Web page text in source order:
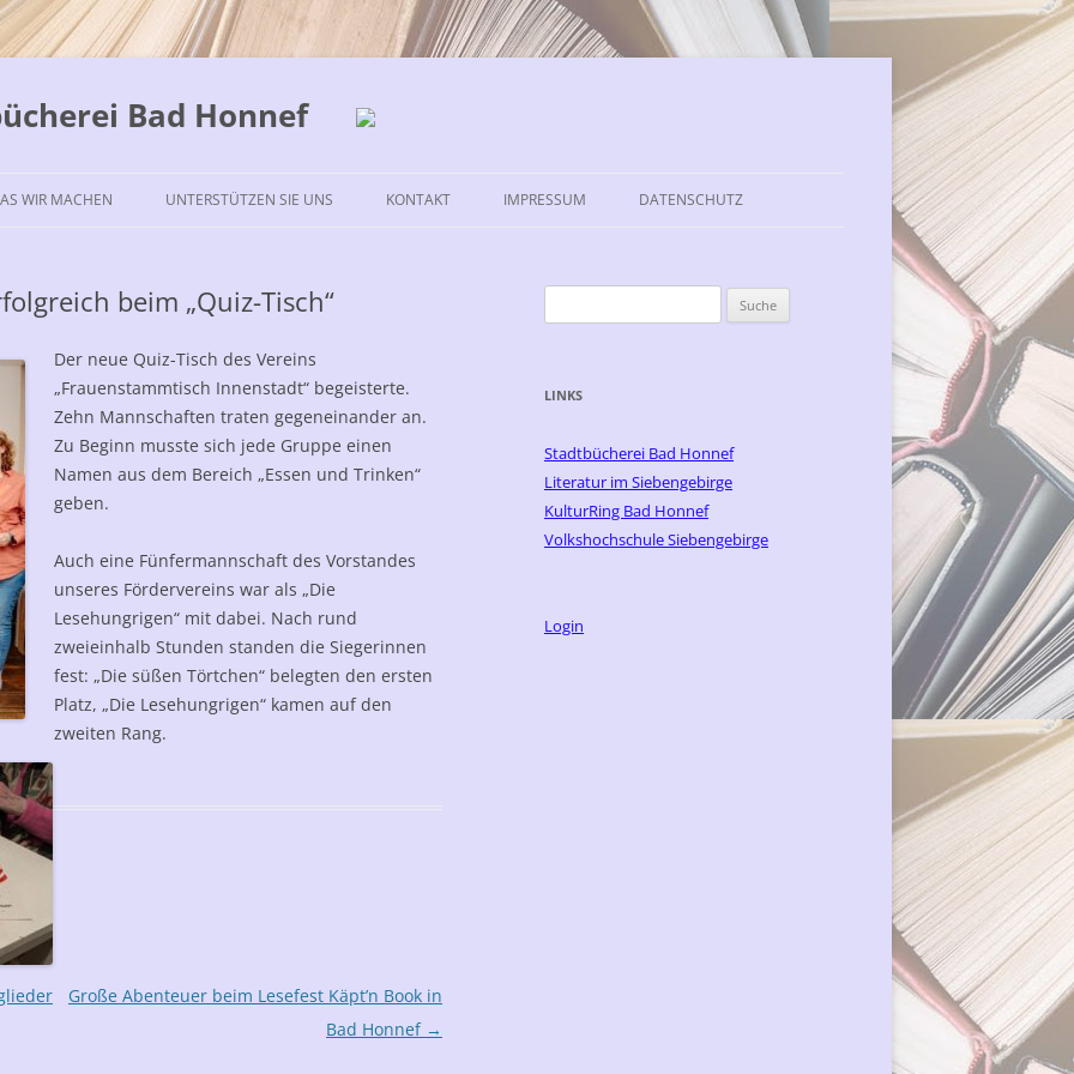
Bad Honnef
Inhalt
WIR MACHEN UNTERSTÜTZEN SIE UNS KONTAKT IMPRESSUM DATENSCHUTZ
beim „Quiz-Tisch“
Der neue Quiz-Tisch des Vereins
„Frauenstammtisch Innenstadt“ begeisterte.
Zehn Mannschaften traten gegeneinander an.
Zu Beginn musste sich jede Gruppe einen
Namen aus dem Bereich „Essen und Trinken“
geben.
Auch eine Fünfermannschaft des Vorstandes
unseres Fördervereins war als „Die
Lesehungrigen“ mit dabei. Nach rund
zweieinhalb Stunden standen die Siegerinnen
fest: „Die süßen Törtchen“ belegten den ersten
Platz, „Die Lesehungrigen“ kamen auf den
zweiten Rang.
Große Abenteuer beim Lesefest Käpt’n Book in
Bad Honnef →
nach:
LINKS
Stadtbücherei Bad Honnef
Literatur im Siebengebirge
KulturRing Bad Honnef
Volkshochschule Siebengebirge
Login